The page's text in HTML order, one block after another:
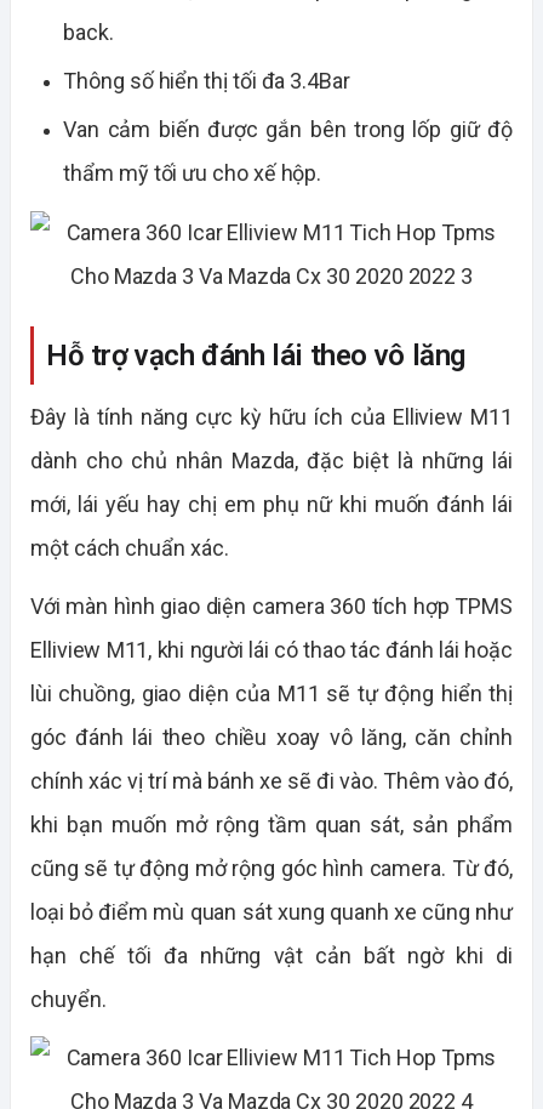
back.
Thông số hiển thị tối đa 3.4Bar
Van cảm biến được gắn bên trong lốp giữ độ
thẩm mỹ tối ưu cho xế hộp.
Hỗ trợ vạch đánh lái theo vô lăng
Đây là tính năng cực kỳ hữu ích của Elliview M11
dành cho chủ nhân Mazda, đặc biệt là những lái
mới, lái yếu hay chị em phụ nữ khi muốn đánh lái
một cách chuẩn xác.
Với màn hình giao diện camera 360 tích hợp TPMS
Elliview M11, khi người lái có thao tác đánh lái hoặc
lùi chuồng, giao diện của M11 sẽ tự động hiển thị
góc đánh lái theo chiều xoay vô lăng, căn chỉnh
chính xác vị trí mà bánh xe sẽ đi vào. Thêm vào đó,
khi bạn muốn mở rộng tầm quan sát, sản phẩm
cũng sẽ tự động mở rộng góc hình camera. Từ đó,
loại bỏ điểm mù quan sát xung quanh xe cũng như
hạn chế tối đa những vật cản bất ngờ khi di
chuyển.